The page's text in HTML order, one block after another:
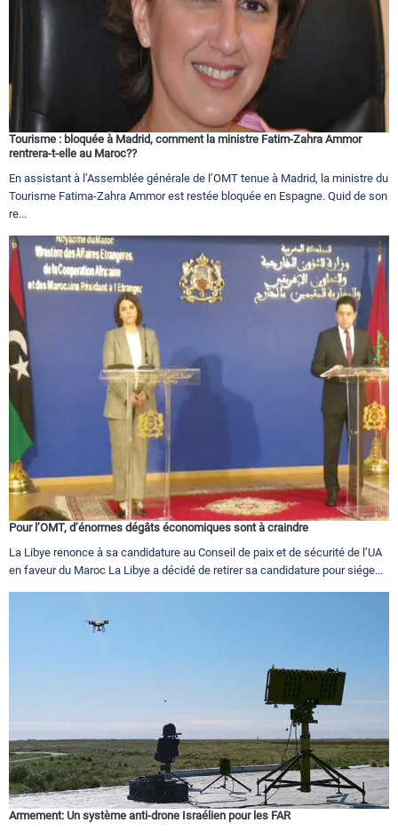
Tourisme : bloquée à Madrid, comment la ministre Fatim-Zahra Ammor
rentrera-t-elle au Maroc??
En assistant à l’Assemblée générale de l’OMT tenue à Madrid, la ministre du
Tourisme Fatima-Zahra Ammor est restée bloquée en Espagne. Quid de son
re...
Pour l’OMT, d’énormes dégâts économiques sont à craindre
La Libye renonce à sa candidature au Conseil de paix et de sécurité de l’UA
en faveur du Maroc La Libye a décidé de retirer sa candidature pour siége...
Armement: Un système anti-drone Israélien pour les FAR